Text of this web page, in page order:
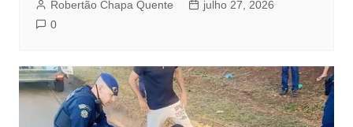
Robertão Chapa Quente
julho 27, 2026
0